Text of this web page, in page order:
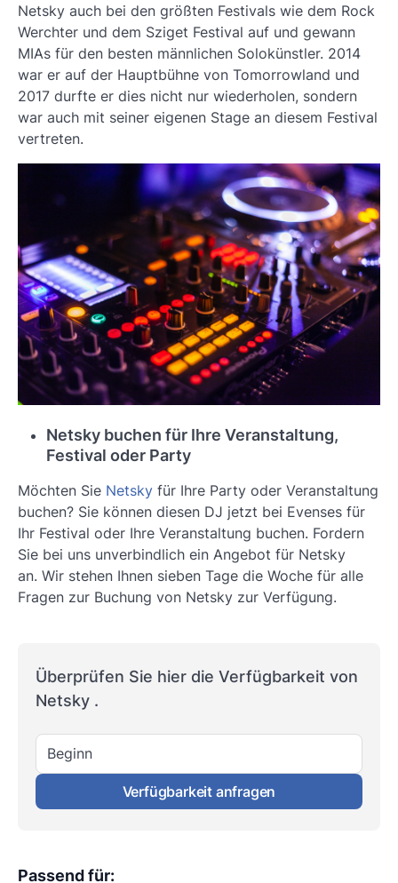
Netsky auch bei den größten Festivals wie dem Rock
Werchter und dem Sziget Festival auf und gewann
MIAs für den besten männlichen Solokünstler. 2014
war er auf der Hauptbühne von Tomorrowland und
2017 durfte er dies nicht nur wiederholen, sondern
war auch mit seiner eigenen Stage an diesem Festival
vertreten.
Netsky buchen für Ihre Veranstaltung,
Festival oder Party
Möchten Sie Netsky für Ihre Party oder Veranstaltung
buchen? Sie können diesen DJ jetzt bei Evenses für
Ihr Festival oder Ihre Veranstaltung buchen. Fordern
Sie bei uns unverbindlich ein Angebot für Netsky
an. Wir stehen Ihnen sieben Tage die Woche für alle
Fragen zur Buchung von Netsky zur Verfügung.
Überprüfen Sie hier die Verfügbarkeit von
Netsky .
Beginn
Verfügbarkeit anfragen
Passend für: